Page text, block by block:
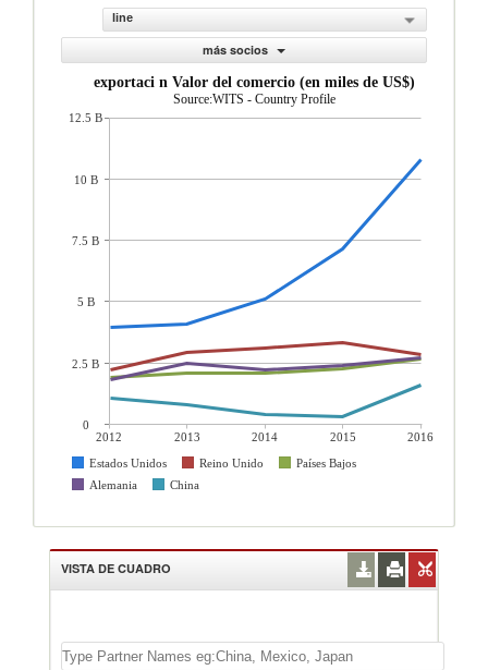
line
más socios
exportaci n Valor del comercio (en miles de US$)
Source:WITS - Country Profile
2012 2013 2014 2015
2016
Estados Unidos
Reino Unido
Países Bajos
Alemania
China
12.5 B
10 B
7.5 B
5 B
2.5 B
0
VISTA DE CUADRO